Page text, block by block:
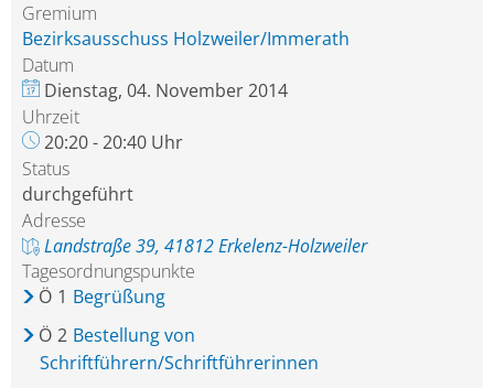
Gremium
Bezirksausschuss Holzweiler/Immerath
Datum
Dienstag, 04. November 2014
Uhrzeit
20:20 - 20:40 Uhr
Status
durchgeführt
Adresse
Landstraße 39, 41812 Erkelenz-Holzweiler
Tagesordnungspunkte
Ö 1 Begrüßung
Ö 2 Bestellung von
Schriftführern/Schriftführerinnen